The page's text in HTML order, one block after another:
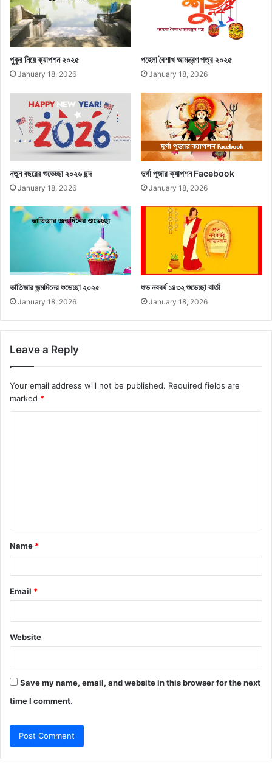
পুকুর নিয়ে ক্যাপশন ২০২৫
January 18, 2026
পহেলা বৈশাখ আমন্ত্রণ পত্র ২০২৫
January 18, 2026
নতুন বছরের শুভেচ্ছা ২০২৬ ছন্দ
January 18, 2026
দুর্গা পূজার ক্যাপশন Facebook
January 18, 2026
ভাতিজার জন্মদিনের শুভেচ্ছা ২০২৫
January 18, 2026
শুভ নববর্ষ ১৪৩২ শুভেচ্ছা বার্তা
January 18, 2026
Leave a Reply
Your email address will not be published. Required fields are
marked *
t
*
Name *
Email *
Website
Save my name, email, and website in this browser for the next
time I comment.